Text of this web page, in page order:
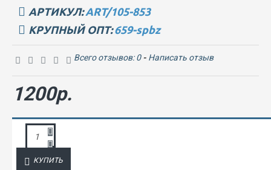
АРТИКУЛ: ART/105-853
КРУПНЫЙ ОПТ: 659-spbz
Всего отзывов: 0 - Написать отзыв
1200р.
КУПИТЬ